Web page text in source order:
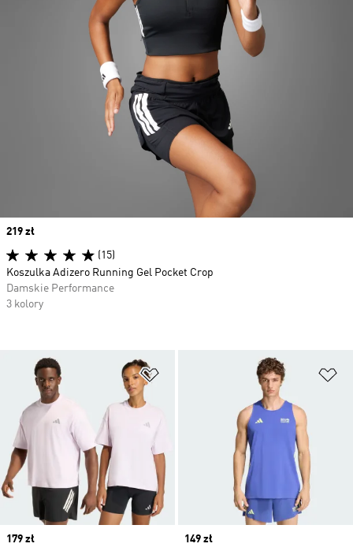
Dodaj do listy życzeń
Price
179 zł
Price
149 zł
Price
219 zł
(15)
Koszulka Adizero Running Gel Pocket Crop
Damskie Performance
3 kolory